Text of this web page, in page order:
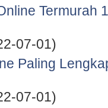
Termurah
07-01)
Paling
07-01)